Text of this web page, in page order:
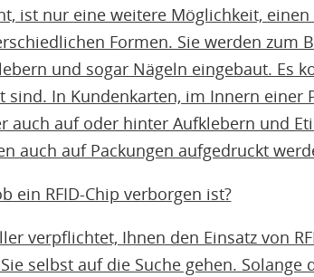
ist nur eine weitere Möglichkeit, einen
Formen. Sie werden zum
und sogar Nägeln eingebaut. Es
In Kundenkarten, im Innern einer
auch auf oder hinter Aufklebern und
auch auf Packungen aufgedruckt
ein RFID-Chip verborgen ist?
verpflichtet, Ihnen den Einsatz von
selbst auf die Suche gehen. Solange